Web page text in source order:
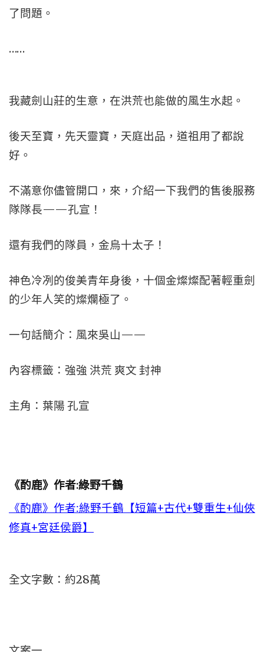
了問題。
……
我藏劍山莊的生意，在洪荒也能做的風生水起。
後天至寶，先天靈寶，天庭出品，道祖用了都說
好。
不滿意你儘管開口，來，介紹一下我們的售後服務
隊隊長——孔宣！
還有我們的隊員，金烏十太子！
神色冷冽的俊美青年身後，十個金燦燦配著輕重劍
的少年人笑的燦爛極了。
一句話簡介：風來吳山——
內容標籤：強強 洪荒 爽文 封神
主角：葉陽 孔宣
《酌鹿》作者:綠野千鶴
《酌鹿》作者:綠野千鶴【短篇+古代+雙重生+仙俠
修真+宮廷侯爵】
全文字數：約28萬